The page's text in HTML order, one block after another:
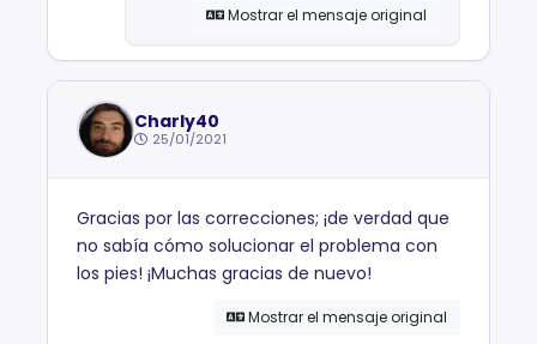
Mostrar el mensaje original
Charly40
25/01/2021
Gracias por las correcciones; ¡de verdad que
no sabía cómo solucionar el problema con
los pies! ¡Muchas gracias de nuevo!
Mostrar el mensaje original